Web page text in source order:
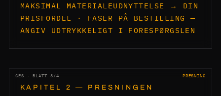
MAKSIMAL MATERIALEUDNYTTELSE → DIN
PRISFORDEL · FASER PÅ BESTILLING —
ANGIV UDTRYKKELIGT I FORESPØRGSLEN
CES · BLATT 3/4 PRESNING
KAPITEL 2 — PRESNINGEN